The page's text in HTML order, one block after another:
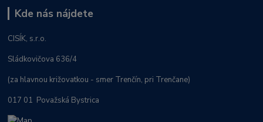
Kde nás nájdete
CISÍK, s.r.o.
Sládkovičova 636/4
(za hlavnou križovatkou - smer Trenčín, pri Trenčane)
017 01 Považská Bystrica